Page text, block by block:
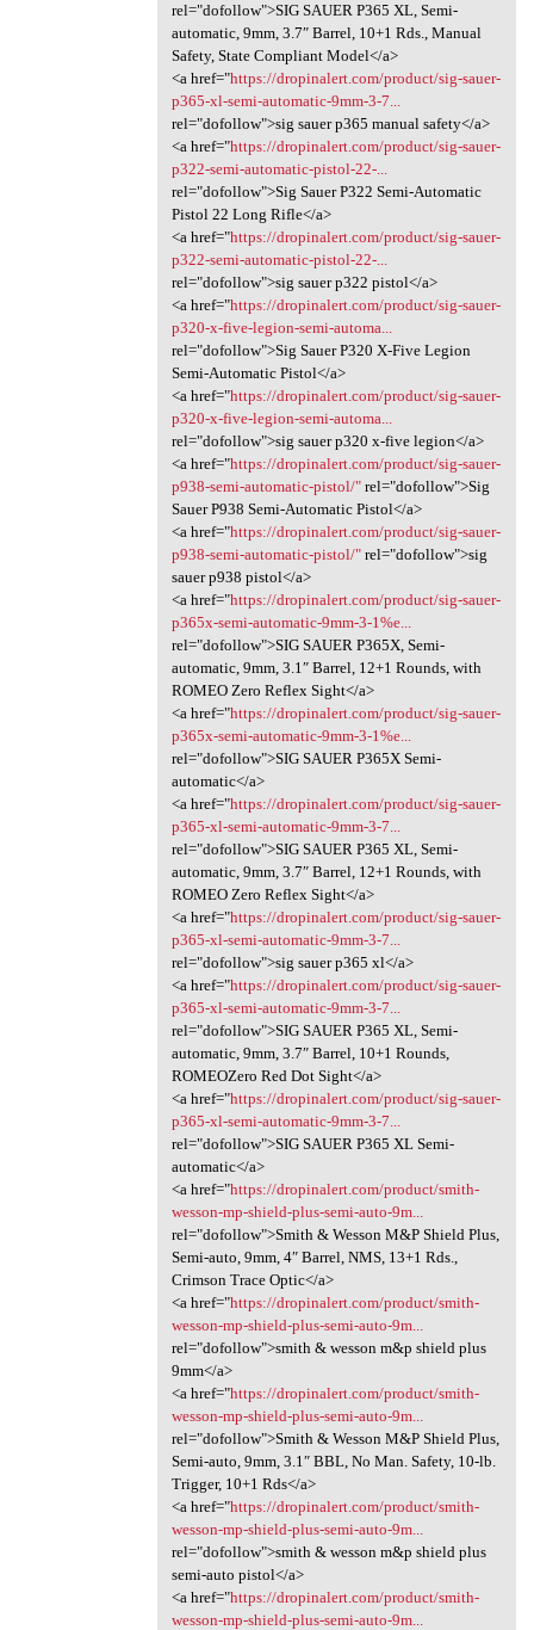
rel="dofollow">SIG SAUER P365 XL, Semi-
automatic, 9mm, 3.7″ Barrel, 10+1 Rds., Manual
Safety, State Compliant Model</a>
<a href="https://dropinalert.com/product/sig-sauer-
p365-xl-semi-automatic-9mm-3-7...
rel="dofollow">sig sauer p365 manual safety</a>
<a href="https://dropinalert.com/product/sig-sauer-
p322-semi-automatic-pistol-22-...
rel="dofollow">Sig Sauer P322 Semi-Automatic
Pistol 22 Long Rifle</a>
<a href="https://dropinalert.com/product/sig-sauer-
p322-semi-automatic-pistol-22-...
rel="dofollow">sig sauer p322 pistol</a>
<a href="https://dropinalert.com/product/sig-sauer-
p320-x-five-legion-semi-automa...
rel="dofollow">Sig Sauer P320 X-Five Legion
Semi-Automatic Pistol</a>
<a href="https://dropinalert.com/product/sig-sauer-
p320-x-five-legion-semi-automa...
rel="dofollow">sig sauer p320 x-five legion</a>
<a href="https://dropinalert.com/product/sig-sauer-
p938-semi-automatic-pistol/"rel="dofollow">Sig
Sauer P938 Semi-Automatic Pistol</a>
<a href="https://dropinalert.com/product/sig-sauer-
p938-semi-automatic-pistol/"rel="dofollow">sig
sauer p938 pistol</a>
<a href="https://dropinalert.com/product/sig-sauer-
p365x-semi-automatic-9mm-3-1%e...
rel="dofollow">SIG SAUER P365X, Semi-
automatic, 9mm, 3.1″ Barrel, 12+1 Rounds, with
ROMEO Zero Reflex Sight</a>
<a href="https://dropinalert.com/product/sig-sauer-
p365x-semi-automatic-9mm-3-1%e...
rel="dofollow">SIG SAUER P365X Semi-
automatic</a>
<a href="https://dropinalert.com/product/sig-sauer-
p365-xl-semi-automatic-9mm-3-7...
rel="dofollow">SIG SAUER P365 XL, Semi-
automatic, 9mm, 3.7″ Barrel, 12+1 Rounds, with
ROMEO Zero Reflex Sight</a>
<a href="https://dropinalert.com/product/sig-sauer-
p365-xl-semi-automatic-9mm-3-7...
rel="dofollow">sig sauer p365 xl</a>
<a href="https://dropinalert.com/product/sig-sauer-
p365-xl-semi-automatic-9mm-3-7...
rel="dofollow">SIG SAUER P365 XL, Semi-
automatic, 9mm, 3.7″ Barrel, 10+1 Rounds,
ROMEOZero Red Dot Sight</a>
<a href="https://dropinalert.com/product/sig-sauer-
p365-xl-semi-automatic-9mm-3-7...
rel="dofollow">SIG SAUER P365 XL Semi-
automatic</a>
<a href="https://dropinalert.com/product/smith-
wesson-mp-shield-plus-semi-auto-9m...
rel="dofollow">Smith & Wesson M&P Shield Plus,
Semi-auto, 9mm, 4″ Barrel, NMS, 13+1 Rds.,
Crimson Trace Optic</a>
<a href="https://dropinalert.com/product/smith-
wesson-mp-shield-plus-semi-auto-9m...
rel="dofollow">smith & wesson m&p shield plus
9mm</a>
<a href="https://dropinalert.com/product/smith-
wesson-mp-shield-plus-semi-auto-9m...
rel="dofollow">Smith & Wesson M&P Shield Plus,
Semi-auto, 9mm, 3.1″ BBL, No Man. Safety, 10-lb.
Trigger, 10+1 Rds</a>
<a href="https://dropinalert.com/product/smith-
wesson-mp-shield-plus-semi-auto-9m...
rel="dofollow">smith & wesson m&p shield plus
semi-auto pistol</a>
<a href="https://dropinalert.com/product/smith-
wesson-mp-shield-plus-semi-auto-9m...